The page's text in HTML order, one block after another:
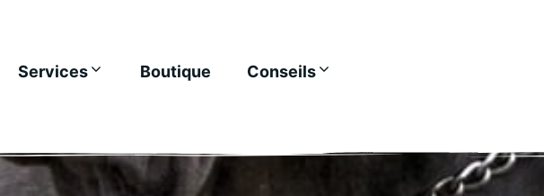
Services Boutique Conseils